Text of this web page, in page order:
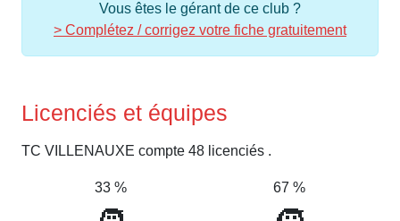
Vous êtes le gérant de ce club ?
> Complétez / corrigez votre fiche gratuitement
Licenciés et équipes
TC VILLENAUXE compte 48 licenciés .
33 % 67 %